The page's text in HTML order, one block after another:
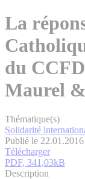
La
du
Maurel
Thématique(s)
Solidarité
Publié le 22.01.2016
Télécharger
PDF, 341,03kB
Description